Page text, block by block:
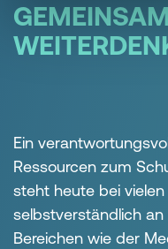
GEMEINSAM
Ein
Ressourcen zum
steht heute bei
selbstverständlich
Bereichen wie der